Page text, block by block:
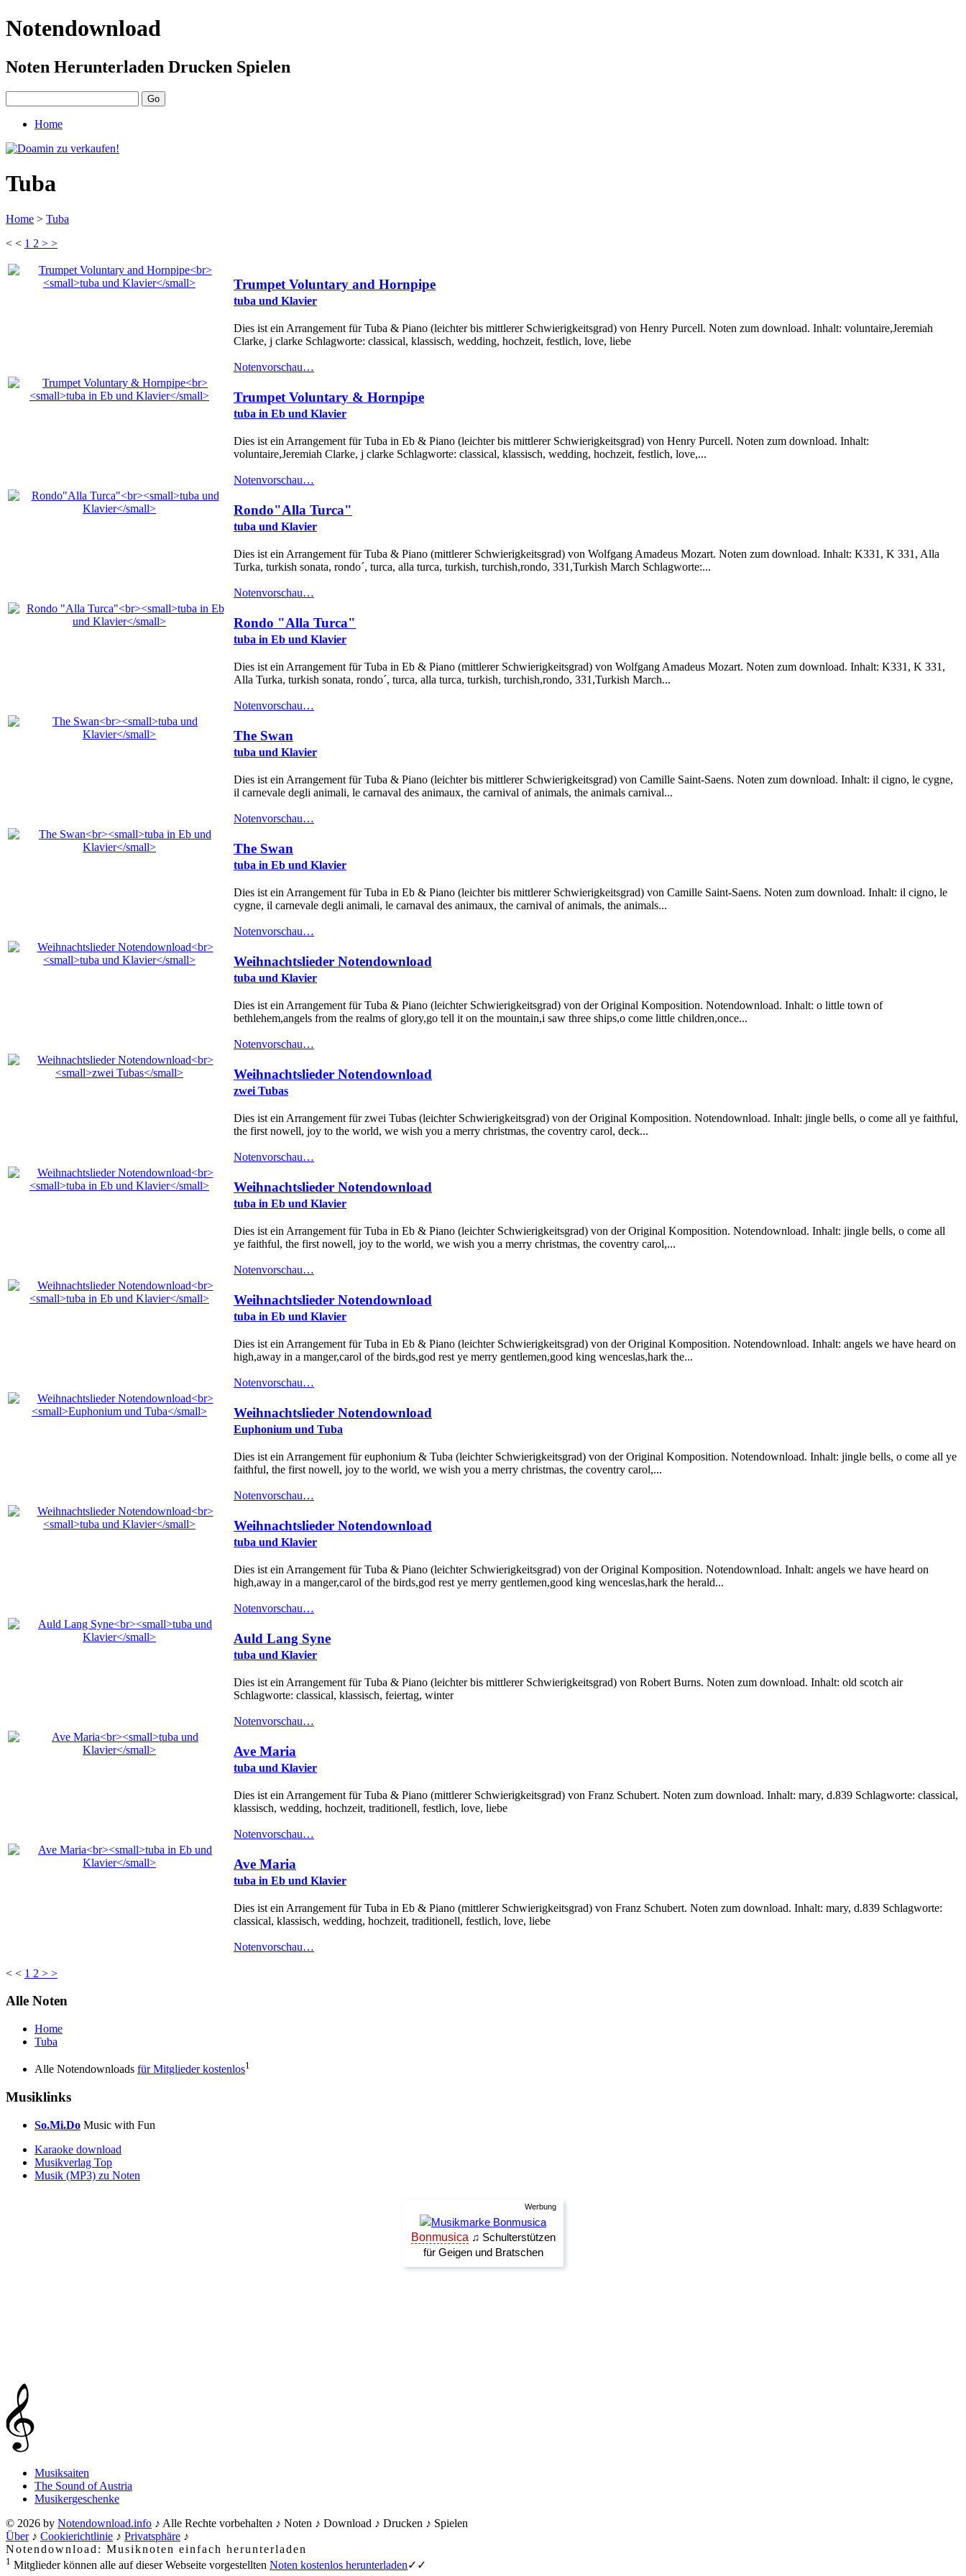
Notendownload
Noten Herunterladen Drucken Spielen
Home
Tuba
Home > Tuba
< < 1 2 > >
Trumpet Voluntary and Hornpipe
tuba und Klavier
Dies ist ein Arrangement für Tuba & Piano (leichter bis mittlerer Schwierigkeitsgrad) von Henry Purcell. Noten zum download. Inhalt: voluntaire,Jeremiah
Clarke, j clarke Schlagworte: classical, klassisch, wedding, hochzeit, festlich, love, liebe
Notenvorschau…
Trumpet Voluntary & Hornpipe
tuba in Eb und Klavier
Dies ist ein Arrangement für Tuba in Eb & Piano (leichter bis mittlerer Schwierigkeitsgrad) von Henry Purcell. Noten zum download. Inhalt:
voluntaire,Jeremiah Clarke, j clarke Schlagworte: classical, klassisch, wedding, hochzeit, festlich, love,...
Notenvorschau…
Rondo"Alla Turca"
tuba und Klavier
Dies ist ein Arrangement für Tuba & Piano (mittlerer Schwierigkeitsgrad) von Wolfgang Amadeus Mozart. Noten zum download. Inhalt: K331, K 331, Alla
Turka, turkish sonata, rondo´, turca, alla turca, turkish, turchish,rondo, 331,Turkish March Schlagworte:...
Notenvorschau…
Rondo "Alla Turca"
tuba in Eb und Klavier
Dies ist ein Arrangement für Tuba in Eb & Piano (mittlerer Schwierigkeitsgrad) von Wolfgang Amadeus Mozart. Noten zum download. Inhalt: K331, K 331,
Alla Turka, turkish sonata, rondo´, turca, alla turca, turkish, turchish,rondo, 331,Turkish March...
Notenvorschau…
The Swan
tuba und Klavier
Dies ist ein Arrangement für Tuba & Piano (leichter bis mittlerer Schwierigkeitsgrad) von Camille Saint-Saens. Noten zum download. Inhalt: il cigno, le cygne,
il carnevale degli animali, le carnaval des animaux, the carnival of animals, the animals carnival...
Notenvorschau…
The Swan
tuba in Eb und Klavier
Dies ist ein Arrangement für Tuba in Eb & Piano (leichter bis mittlerer Schwierigkeitsgrad) von Camille Saint-Saens. Noten zum download. Inhalt: il cigno, le
cygne, il carnevale degli animali, le carnaval des animaux, the carnival of animals, the animals...
Notenvorschau…
Weihnachtslieder Notendownload
tuba und Klavier
Dies ist ein Arrangement für Tuba & Piano (leichter Schwierigkeitsgrad) von der Original Komposition. Notendownload. Inhalt: o little town of
bethlehem,angels from the realms of glory,go tell it on the mountain,i saw three ships,o come little children,once...
Notenvorschau…
Weihnachtslieder Notendownload
zwei Tubas
Dies ist ein Arrangement für zwei Tubas (leichter Schwierigkeitsgrad) von der Original Komposition. Notendownload. Inhalt: jingle bells, o come all ye faithful,
the first nowell, joy to the world, we wish you a merry christmas, the coventry carol, deck...
Notenvorschau…
Weihnachtslieder Notendownload
tuba in Eb und Klavier
Dies ist ein Arrangement für Tuba in Eb & Piano (leichter Schwierigkeitsgrad) von der Original Komposition. Notendownload. Inhalt: jingle bells, o come all
ye faithful, the first nowell, joy to the world, we wish you a merry christmas, the coventry carol,...
Notenvorschau…
Weihnachtslieder Notendownload
tuba in Eb und Klavier
Dies ist ein Arrangement für Tuba in Eb & Piano (leichter Schwierigkeitsgrad) von der Original Komposition. Notendownload. Inhalt: angels we have heard on
high,away in a manger,carol of the birds,god rest ye merry gentlemen,good king wenceslas,hark the...
Notenvorschau…
Weihnachtslieder Notendownload
Euphonium und Tuba
Dies ist ein Arrangement für euphonium & Tuba (leichter Schwierigkeitsgrad) von der Original Komposition. Notendownload. Inhalt: jingle bells, o come all ye
faithful, the first nowell, joy to the world, we wish you a merry christmas, the coventry carol,...
Notenvorschau…
Weihnachtslieder Notendownload
tuba und Klavier
Dies ist ein Arrangement für Tuba & Piano (leichter Schwierigkeitsgrad) von der Original Komposition. Notendownload. Inhalt: angels we have heard on
high,away in a manger,carol of the birds,god rest ye merry gentlemen,good king wenceslas,hark the herald...
Notenvorschau…
Auld Lang Syne
tuba und Klavier
Dies ist ein Arrangement für Tuba & Piano (leichter bis mittlerer Schwierigkeitsgrad) von Robert Burns. Noten zum download. Inhalt: old scotch air
Schlagworte: classical, klassisch, feiertag, winter
Notenvorschau…
Ave Maria
tuba und Klavier
Dies ist ein Arrangement für Tuba & Piano (mittlerer Schwierigkeitsgrad) von Franz Schubert. Noten zum download. Inhalt: mary, d.839 Schlagworte: classical,
klassisch, wedding, hochzeit, traditionell, festlich, love, liebe
Notenvorschau…
Ave Maria
tuba in Eb und Klavier
Dies ist ein Arrangement für Tuba in Eb & Piano (mittlerer Schwierigkeitsgrad) von Franz Schubert. Noten zum download. Inhalt: mary, d.839 Schlagworte:
classical, klassisch, wedding, hochzeit, traditionell, festlich, love, liebe
Notenvorschau…
< < 1 2 > >
Alle Noten
Home
Tuba
Alle Notendownloads für Mitglieder kostenlos1
Musiklinks
So.Mi.Do Music with Fun
Karaoke download
Musikverlag Top
Musik (MP3) zu Noten
Musiksaiten
The Sound of Austria
Musikergeschenke
© 2026 by Notendownload.info ♪ Alle Rechte vorbehalten ♪ Noten ♪ Download ♪ Drucken ♪ Spielen
Über♪ Cookierichtlinie ♪ Privatsphäre ♪
Notendownload: Musiknoten einfach herunterladen
1 Mitglieder können alle auf dieser Webseite vorgestellten Noten kostenlos herunterladen✓✓